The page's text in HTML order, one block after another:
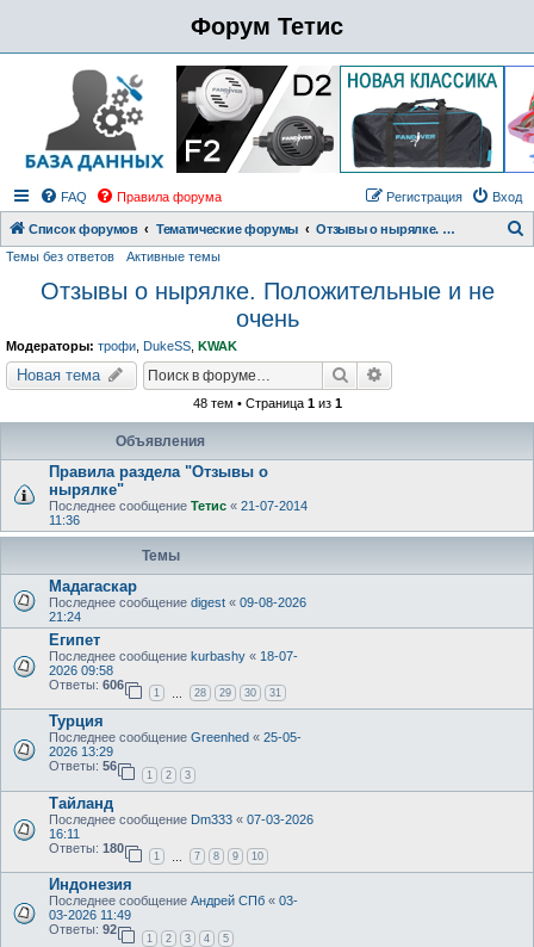
Форум Тетис
FAQ Правила форума Вход
Регистрация
Список форумов Тематические форумы Отзывы о нырялке. Положительные и не очень
Темы без ответов Активные темы
Отзывы о нырялке. Положительные и не
очень
Модераторы: трофи DukeSS KWAK
Новая тема Поиск
48 тем • Страница 1из 1
Объявления
Правила раздела "Отзывы о
нырялке"
Последнее сообщение Тетис « 21-07-2014
11:36
Темы
Мадагаскар
Последнее сообщение digest « 09-08-2026
21:24
Египет
Последнее сообщение kurbashy « 18-07-
2026 09:58
Ответы: 606
1 28 29 30 31
Турция
Последнее сообщение Greenhed « 25-05-
2026 13:29
Ответы: 56
1 2 3
Тайланд
Последнее сообщение Dm333 « 07-03-2026
16:11
Ответы: 180
1 7 8 9 10
Индонезия
Последнее сообщение Андрей СПб « 03-
03-2026 11:49
Ответы: 92
1 2 3 4 5